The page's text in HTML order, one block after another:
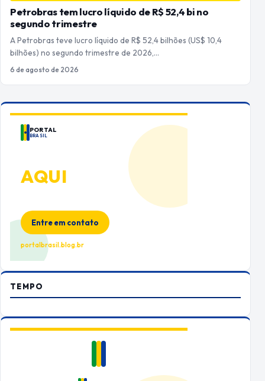
Petrobras tem lucro líquido de R$ 52,4 bi no
segundo trimestre
A Petrobras teve lucro líquido de R$ 52,4 bilhões (US$ 10,4
bilhões) no segundo trimestre de 2026,…
6 de agosto de 2026
PORTAL
BRASIL
AQUI
Entre em contato
portalbrasil.blog.br
TEMPO